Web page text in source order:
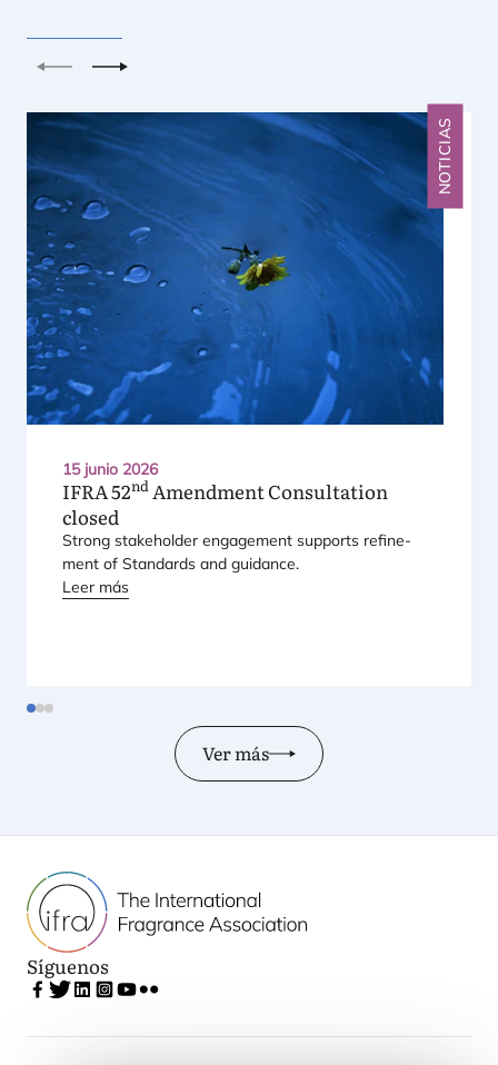
AnteriorSiguiente
15 junio 2026
NOTICIAS
IFRA52nd Amendment Consultation
closed
Strong sta­kehol­der enga­ge­ment sup­ports refi­ne­
ment of Stan­dards and guidance.
Leer más
Ver más
Síguenos